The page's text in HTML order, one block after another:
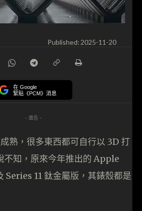
Published: 2025-11-20
在 Google
緊貼《PCM》消息
- 廣告 -
熟，很多東西都可自行以 3D 打
不知，原來今年推出的 Apple
11 鈦金屬版，其錶殼都是